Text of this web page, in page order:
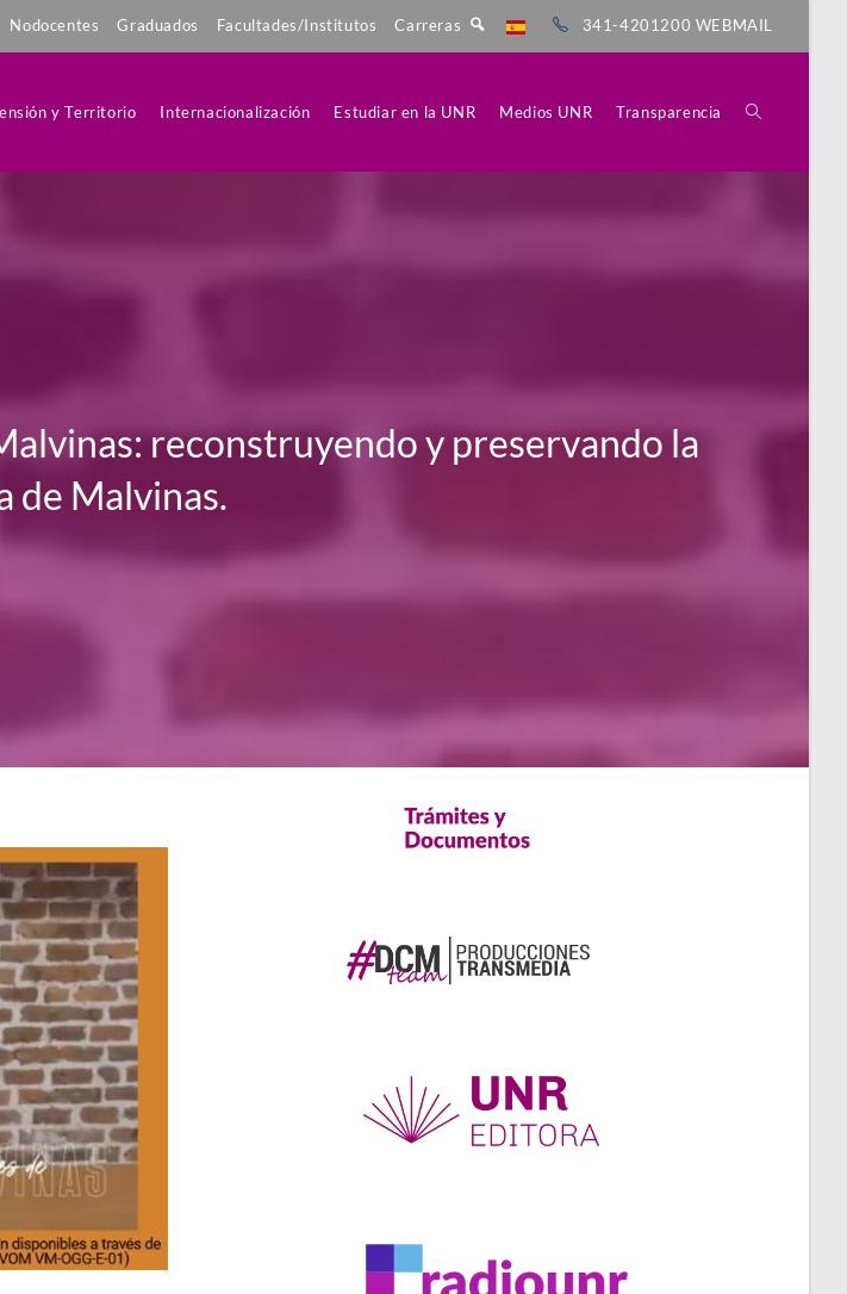
Nodocentes Graduados Facultades/Institutos Carreras 341-4201200 WEBMAIL
y Territorio Internacionalización Estudiar en la UNR Medios UNR Transparencia
reconstruyendo y preservando la
de Malvinas.